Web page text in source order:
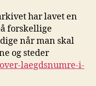
har lavet en
forskellige
når man skal
og steder
laegdsnumre-i-